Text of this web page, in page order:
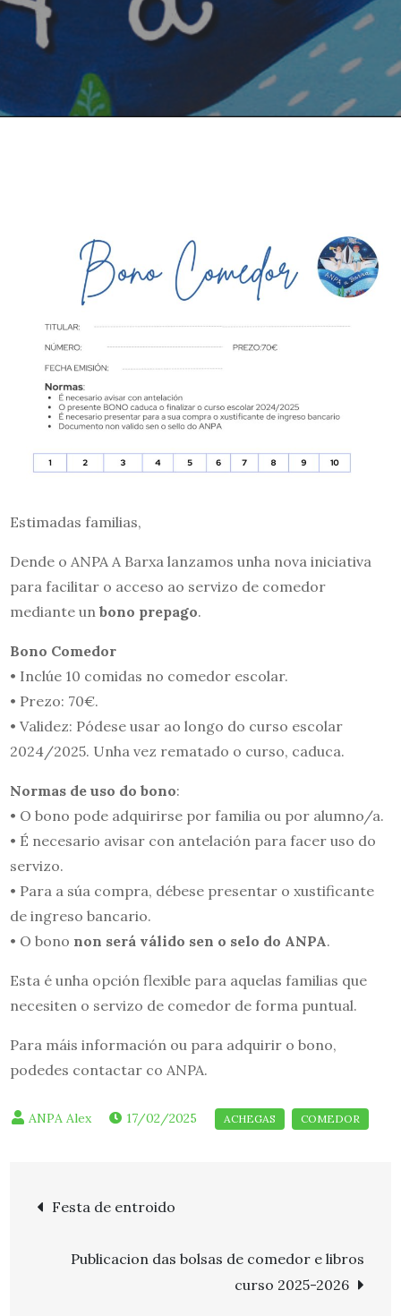
Estimadas familias,
Dende o ANPA A Barxa lanzamos unha nova iniciativa
para facilitar o acceso ao servizo de comedor
mediante un bono prepago.
Bono Comedor
• Inclúe 10 comidas no comedor escolar.
• Prezo: 70€.
• Validez: Pódese usar ao longo do curso escolar
2024/2025. Unha vez rematado o curso, caduca.
Normas de uso do bono:
• O bono pode adquirirse por familia ou por alumno/a.
• É necesario avisar con antelación para facer uso do
servizo.
• Para a súa compra, débese presentar o xustificante
de ingreso bancario.
• O bono non será válido sen o selo do ANPA.
Esta é unha opción flexible para aquelas familias que
necesiten o servizo de comedor de forma puntual.
Para máis información ou para adquirir o bono,
podedes contactar co ANPA.
17/02/2025
Navegación
Festa de entroido
Publicacion das bolsas de comedor e libros
curso 2025-2026